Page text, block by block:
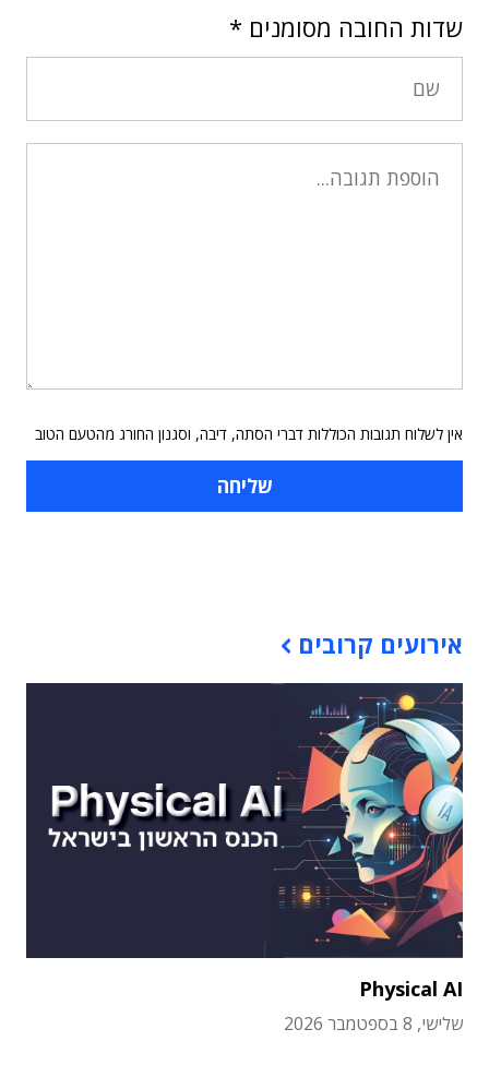
שדות החובה מסומנים *
אין לשלוח תגובות הכוללות דברי הסתה, דיבה, וסגנון החורג מהטעם הטוב
אירועים קרובים
Physical AI
שלישי, 8 בספטמבר 2026